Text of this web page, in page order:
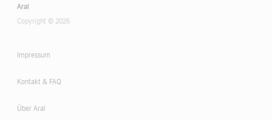
Aral
Copyright © 2026
Impressum
Kontakt & FAQ
Über Aral